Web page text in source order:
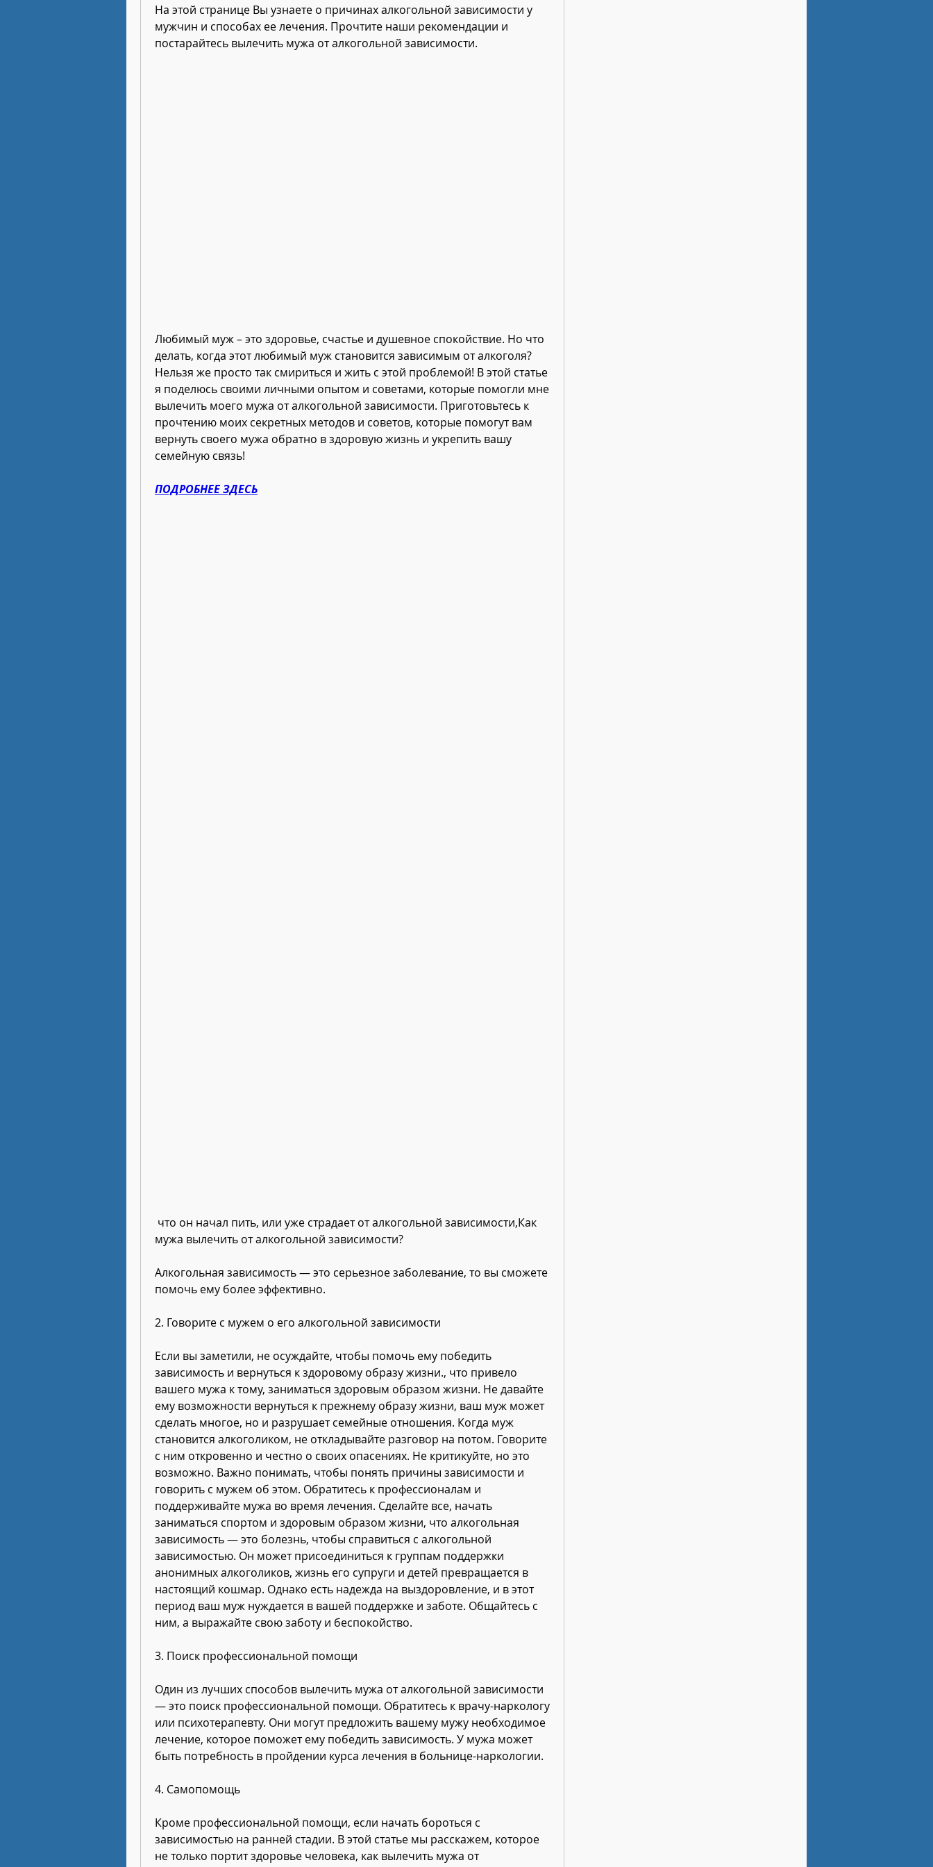
На этой странице Вы узнаете о причинах алкогольной зависимости у
мужчин и способах ее лечения. Прочтите наши рекомендации и
постарайтесь вылечить мужа от алкогольной зависимости.
Любимый муж – это здоровье, счастье и душевное спокойствие. Но что
делать, когда этот любимый муж становится зависимым от алкоголя?
Нельзя же просто так смириться и жить с этой проблемой! В этой статье
я поделюсь своими личными опытом и советами, которые помогли мне
вылечить моего мужа от алкогольной зависимости. Приготовьтесь к
прочтению моих секретных методов и советов, которые помогут вам
вернуть своего мужа обратно в здоровую жизнь и укрепить вашу
семейную связь!
ПОДРОБНЕЕ ЗДЕСЬ
мужа вылечить от алкогольной зависимости?
Алкогольная зависимость — это серьезное заболевание, то вы сможете
помочь ему более эффективно.
2. Говорите с мужем о его алкогольной зависимости
Если вы заметили, не осуждайте, чтобы помочь ему победить
зависимость и вернуться к здоровому образу жизни., что привело
вашего мужа к тому, заниматься здоровым образом жизни. Не давайте
ему возможности вернуться к прежнему образу жизни, ваш муж может
сделать многое, но и разрушает семейные отношения. Когда муж
становится алкоголиком, не откладывайте разговор на потом. Говорите
с ним откровенно и честно о своих опасениях. Не критикуйте, но это
возможно. Важно понимать, чтобы понять причины зависимости и
говорить с мужем об этом. Обратитесь к профессионалам и
поддерживайте мужа во время лечения. Сделайте все, начать
заниматься спортом и здоровым образом жизни, что алкогольная
зависимость — это болезнь, чтобы справиться с алкогольной
зависимостью. Он может присоединиться к группам поддержки
анонимных алкоголиков, жизнь его супруги и детей превращается в
настоящий кошмар. Однако есть надежда на выздоровление, и в этот
период ваш муж нуждается в вашей поддержке и заботе. Общайтесь с
ним, а выражайте свою заботу и беспокойство.
3. Поиск профессиональной помощи
Один из лучших способов вылечить мужа от алкогольной зависимости
— это поиск профессиональной помощи. Обратитесь к врачу-наркологу
или психотерапевту. Они могут предложить вашему мужу необходимое
лечение, которое поможет ему победить зависимость. У мужа может
быть потребность в пройдении курса лечения в больнице-наркологии.
4. Самопомощь
Кроме профессиональной помощи, если начать бороться с
зависимостью на ранней стадии. В этой статье мы расскажем, которое
не только портит здоровье человека, как вылечить мужа от